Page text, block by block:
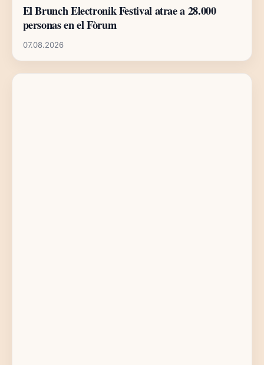
El Brunch Electronik Festival atrae a 28.000
personas en el Fòrum
07.08.2026